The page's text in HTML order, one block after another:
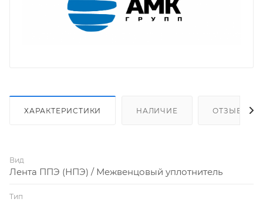
ХАРАКТЕРИСТИКИ НАЛИЧИЕ ОТЗЫВЫ
Вид
Лента ППЭ (НПЭ) / Межвенцовый уплотнитель
Тип